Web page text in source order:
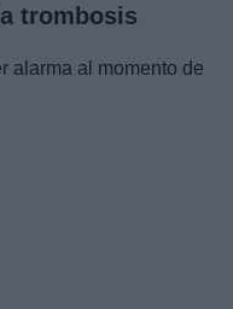
trombosis
alarma al momento de